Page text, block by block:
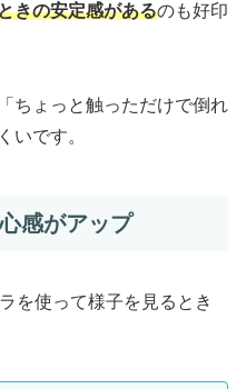
きの安定感があるのも好印
ちょっと触っただけで倒れ
いです。
感がアップ
を使って様子を見るとき